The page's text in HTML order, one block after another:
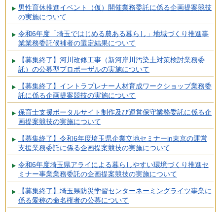
男性育休推進イベント（仮）開催業務委託に係る企画提案競技
の実施について
令和6年度「埼玉ではじめる農ある暮らし」地域づくり推進事
業業務委託候補者の選定結果について
【募集終了】河川改修工事（新河岸川汚染土対策検討業務委
託）の公募型プロポーザルの実施について
【募集終了】イントラプレナー人材育成ワークショップ業務委
託に係る企画提案競技の実施について
保育士支援ポータルサイト制作及び運営保守業務委託に係る企
画提案競技の実施について
【募集終了】令和6年度埼玉県企業立地セミナーin東京の運営
支援業務委託に係る企画提案競技の実施について
令和6年度埼玉県アライによる暮らしやすい環境づくり推進セ
ミナー事業業務委託の企画提案競技の実施について
【募集終了】埼玉県防災学習センターネーミングライツ事業に
係る愛称の命名権者の公募について